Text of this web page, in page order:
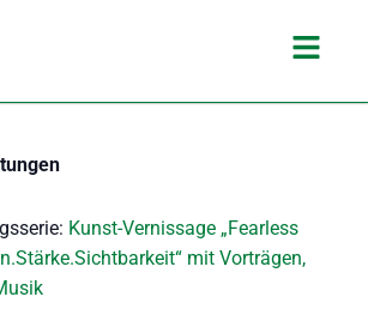
Main
Kunst-Vernissage „Fearless
mit Vorträgen,